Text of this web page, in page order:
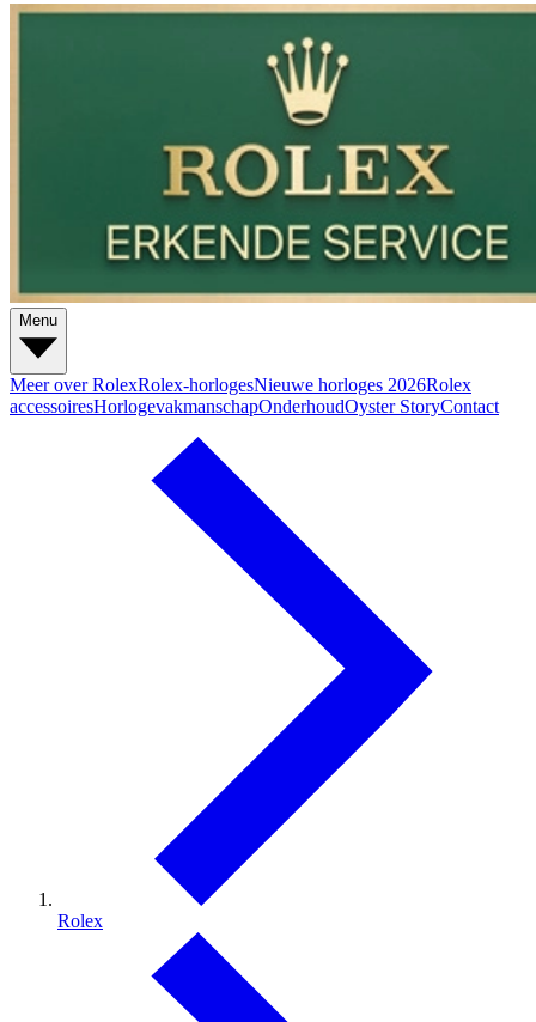
Menu
Meer over RolexRolex-horlogesNieuwe horloges 2026Rolex
accessoiresHorlogevakmanschapOnderhoudOyster StoryContact
Rolex